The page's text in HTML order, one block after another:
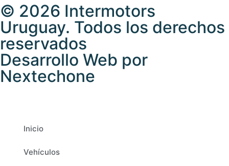
© 2026 Intermotors
Uruguay. Todos los derechos
reservados
Desarrollo Web por
Nextechone
Inicio
Vehículos